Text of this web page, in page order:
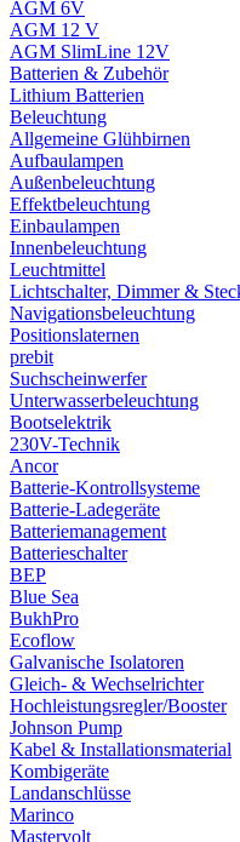
AGM 6V
AGM 12 V
AGM SlimLine 12V
Batterien & Zubehör
Lithium Batterien
Beleuchtung
Allgemeine Glühbirnen
Aufbaulampen
Außenbeleuchtung
Effektbeleuchtung
Einbaulampen
Innenbeleuchtung
Leuchtmittel
Lichtschalter, Dimmer &
Navigationsbeleuchtung
Positionslaternen
prebit
Suchscheinwerfer
Unterwasserbeleuchtung
Bootselektrik
230V-Technik
Ancor
Batterie-Kontrollsysteme
Batterie-Ladegeräte
Batteriemanagement
Batterieschalter
BEP
Blue Sea
BukhPro
Ecoflow
Galvanische Isolatoren
Gleich- & Wechselrichter
Hochleistungsregler/Booster
Johnson Pump
Kabel & Installationsmaterial
Kombigeräte
Landanschlüsse
Marinco
Mastervolt